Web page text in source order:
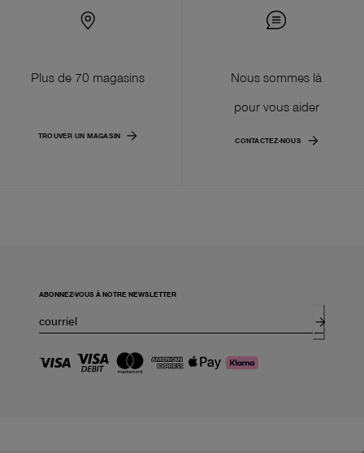
Plus de 70 magasins
TROUVER UN MAGASIN
Nous sommes là
pour vous aider
CONTACTEZ-NOUS
ABONNEZ-VOUS À NOTRE NEWSLETTER